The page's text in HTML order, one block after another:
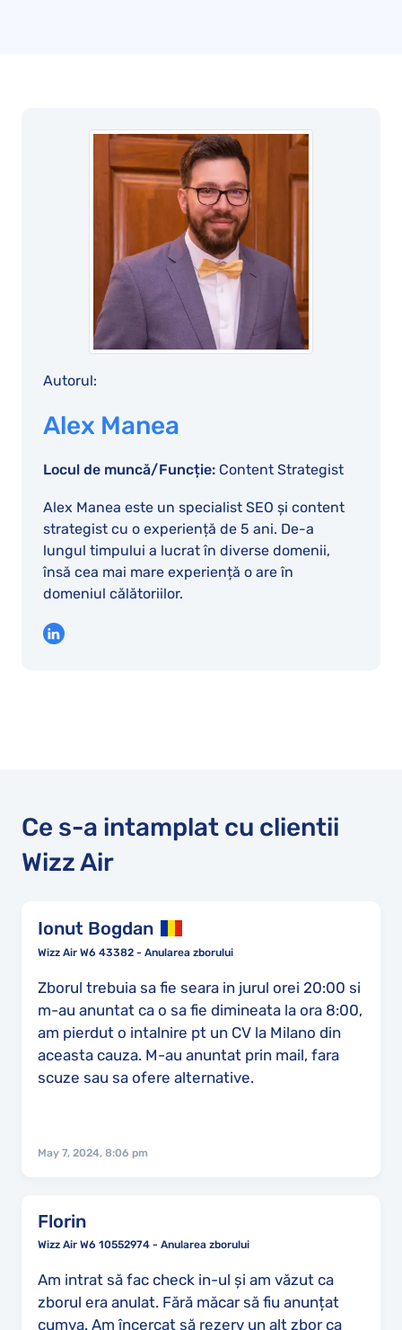
Autorul:
Alex Manea
Locul de muncă/Funcție: Content Strategist
Alex Manea este un specialist SEO și content
strategist cu o experiență de 5 ani. De-a
lungul timpului a lucrat în diverse domenii,
însă cea mai mare experiență o are în
domeniul călătoriilor.
Ce s-a intamplat cu clientii
Wizz Air
Ionut Bogdan
Wizz Air W6 43382 - Anularea zborului
Zborul trebuia sa fie seara in jurul orei 20:00 si
m-au anuntat ca o sa fie dimineata la ora 8:00,
am pierdut o intalnire pt un CV la Milano din
aceasta cauza. M-au anuntat prin mail, fara
scuze sau sa ofere alternative.
May 7, 2024, 8:06 pm
Florin
Wizz Air W6 10552974 - Anularea zborului
Am intrat să fac check in-ul și am văzut ca
zborul era anulat. Fără măcar să fiu anunțat
cumva. Am încercat să rezerv un alt zbor ca